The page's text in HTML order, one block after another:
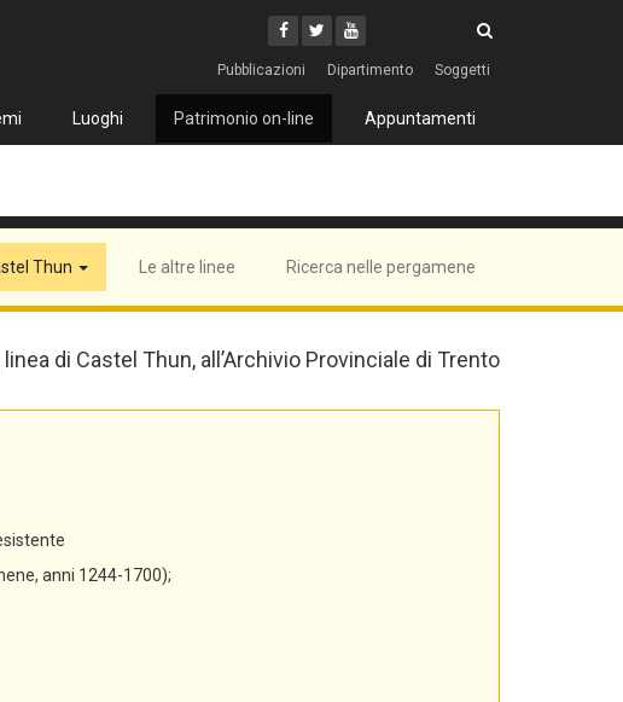
Facebook
Twitter
Youtube
Pubblicazioni Dipartimento Soggetti
Luoghi Patrimonio on-line Appuntamenti
Thun Le altre linee Ricerca nelle pergamene
di Castel Thun, all’Archivio Provinciale di Trento
anni 1244-1700);